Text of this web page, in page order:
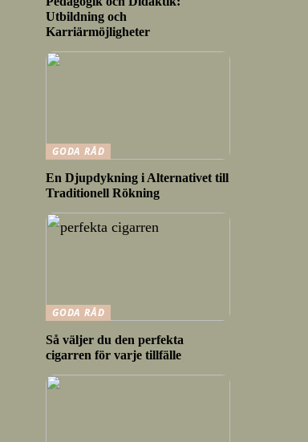
Utbildning och
Karriärmöjligheter
GODA RÅD
En Djupdykning i Alternativet till
Traditionell Rökning
GODA RÅD
Så väljer du den perfekta
cigarren för varje tillfälle